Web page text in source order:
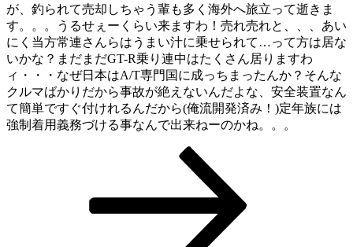
が、釣られて売却しちゃう輩も多く海外へ旅立って逝きま
す。。。うるせぇーくらい来ますわ！売れ売れと、、、あい
にく当方常連さんらはうまい汁に乗せられて…って方は居な
いかな？まだまだGT-R乗り連中はたくさん居りますわ
ィ・・・なぜ日本はA/T専門国に成っちまったんか？そんな
クルマばかりだから事故が絶えないんだよな、安全装置なん
て簡単ですぐ付けれるんだから(俺流開発済み！)定年族には
強制着用義務づける事なんで出来ねーのかね。。。